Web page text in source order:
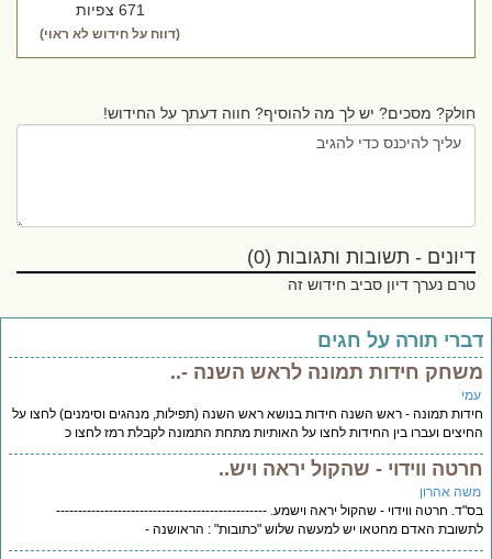
671 צפיות
(דווח על חידוש לא ראוי)
חולק? מסכים? יש לך מה להוסיף? חווה דעתך על החידוש!
דיונים - תשובות ותגובות (0)
טרם נערך דיון סביב חידוש זה
תורה על חגים
חידות תמונה לראש השנה -..
תמונה - ראש השנה חידות בנושא ראש השנה (תפילות, מנהגים וסימנים) לחצו על
ועברו בין החידות לחצו על האותיות מתחת התמונה לקבלת רמז לחצו כ
ווידוי - שהקול יראה ויש..
אהרון
חרטה ווידוי - שהקול יראה וישמע. ------------------------------------------------
האדם מחטאו יש למעשה שלוש "כתובות" : הראושנה -